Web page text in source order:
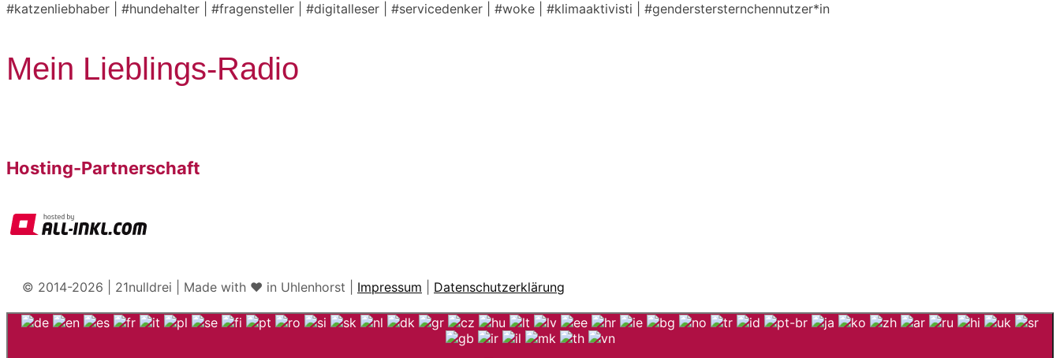
#katzenliebhaber | #hundehalter | #fragensteller | #digitalleser | #servicedenker | #woke | #klimaaktivisti | #genderstersternchennutzer*in
Mein Lieblings-Radio
Hosting-Partnerschaft
© 2014-2026 | 21nulldrei | Made with ♥️ in Uhlenhorst | Impressum Datenschutzerklärung